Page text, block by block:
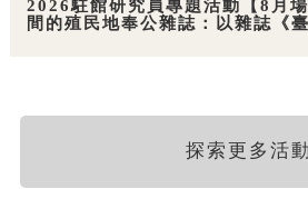
2026駐館研究員專題活動【8月
間的殖民地奉公雜誌：以雜誌《
探索更多活動